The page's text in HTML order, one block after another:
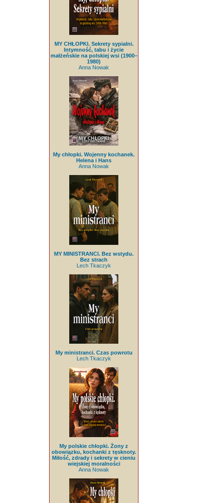
MY CHŁOPKI. Sekrety sypialni.
Intymność, tabu i życie
małżeńskie na polskiej wsi (1900–
1980)
Anna Nowak
My chłopki. Wojenny kochanek.
Helena i Hans
Anna Nowak
MY MINISTRANCI. Bez wstydu.
Bez strach
Lech Tkaczyk
My ministranci. Czas powrotu
Lech Tkaczyk
My polskie chłopki. Żony z
obowiązku, kochanki z tęsknoty.
Miłość, zdrady i sekrety w cieniu
wiejskiej moralności
Anna Nowak